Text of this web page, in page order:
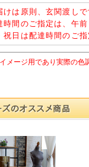
けは原則、玄関渡し
時間のご指定は、午
祝日は配達時間のご
メージ用であり実際の色